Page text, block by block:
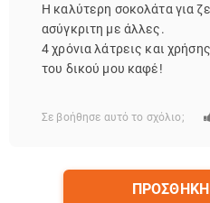
Η καλύτερη σοκολάτα για
ασύγκριτη με άλλες.
4 χρόνια λάτρεις και
του δικού μου καφέ!
Σε βοήθησε αυτό το σχόλιο;